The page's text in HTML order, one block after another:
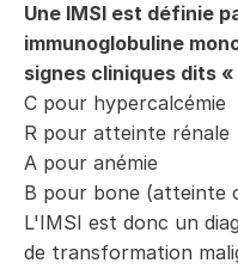
Une IMSI est définie
immunoglobuline
signes cliniques dits «
C pour hypercalcémie
R pour atteinte rénale
A pour anémie
B pour bone (atteinte
L'IMSI est donc un
de transformation